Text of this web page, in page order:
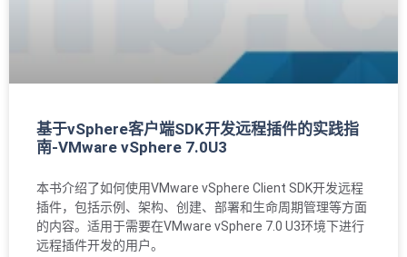
基于vSphere客户端SDK开发远程插件的实践指
南-VMware vSphere 7.0U3
本书介绍了如何使用VMware vSphere Client SDK开发远程
插件，包括示例、架构、创建、部署和生命周期管理等方面
的内容。适用于需要在VMware vSphere 7.0 U3环境下进行
远程插件开发的用户。